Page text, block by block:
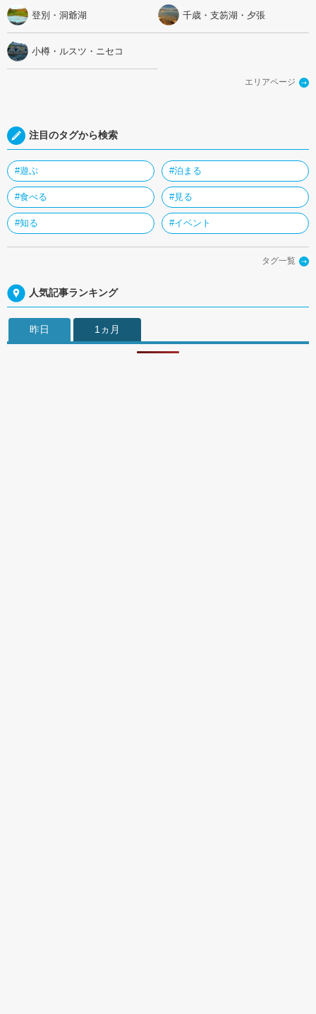
登別・洞爺湖 千歳・支笏湖・夕張
小樽・ルスツ・ニセコ
エリアページ
注目のタグから検索
#遊ぶ #泊まる
#食べる #見る
#知る #イベント
タグ一覧
人気記事ランキング
昨日 1ヵ月